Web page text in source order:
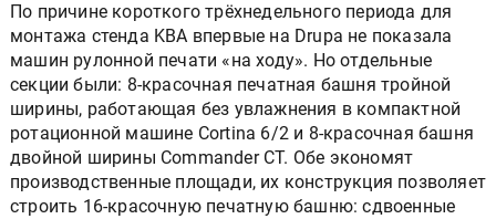
По причине короткого трёхнедельного периода для
монтажа стенда KBA впервые на Drupa не показала
машин рулонной печати «на ходу». Но отдельные
секции были: 8-красочная печатная башня тройной
ширины, работающая без увлажнения в компактной
ротационной машине Cortina 6/2 и 8-красочная башня
двойной ширины Commander CT. Обе экономят
производственные площади, их конструкция позволяет
строить 16-красочную печатную башню: сдвоенные